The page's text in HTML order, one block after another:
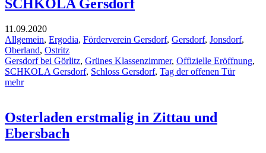
SCHKOLA Gersdorf
11.09.2020
Allgemein, Ergodia, Förderverein Gersdorf, Gersdorf, Jonsdorf,
Oberland, Ostritz
Gersdorf bei Görlitz, Grünes Klassenzimmer, Offizielle Eröffnung,
SCHKOLA Gersdorf, Schloss Gersdorf, Tag der offenen Tür
mehr
Osterladen erstmalig in Zittau und
Ebersbach